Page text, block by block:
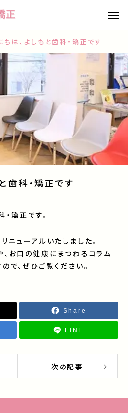
ちは、よしもと歯科・矯正です
歯科・矯正です
・矯正です。
ニューアルいたしました。
お口の健康にまつわるコラム
で、ぜひご覧ください。
Share
LINE
次の記事